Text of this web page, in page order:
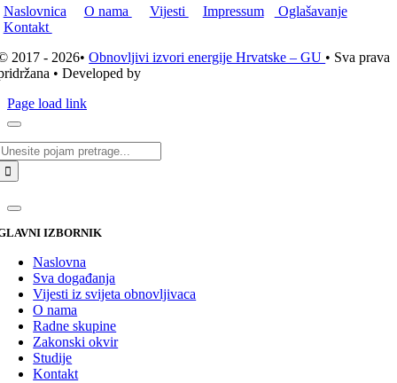
Naslovnica O nama Vijesti Impressum
Oglašavanje
Kontakt
2017 - 2026•Obnovljivi izvori energije Hrvatske – GU • Sva prava
• Developed by
Page load link
IZBORNIK
Naslovna
Sva događanja
Vijesti iz svijeta obnovljivaca
O nama
Radne skupine
Zakonski okvir
Studije
Kontakt